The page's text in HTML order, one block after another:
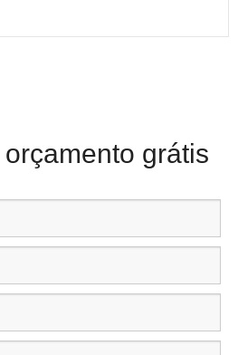
grátis